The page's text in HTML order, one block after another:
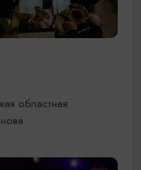
областная